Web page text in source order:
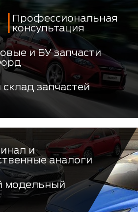
Профессиональная
консультация
и БУ запчасти
склад запчастей
и
аналоги
модельный